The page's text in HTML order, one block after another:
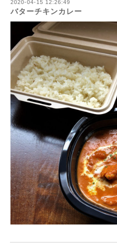
2020-04-15 12:26:49
バターチキンカレー